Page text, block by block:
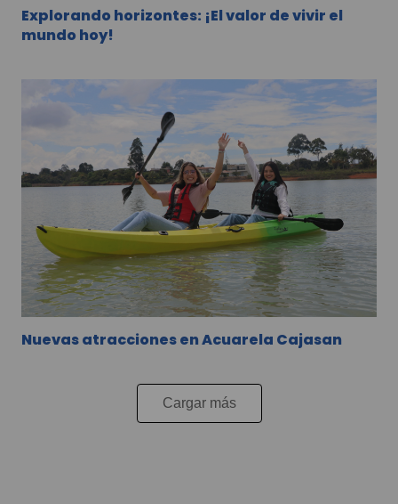
Explorando horizontes: ¡El valor de vivir el
mundo hoy!
Nuevas atracciones en Acuarela Cajasan
Cargar más